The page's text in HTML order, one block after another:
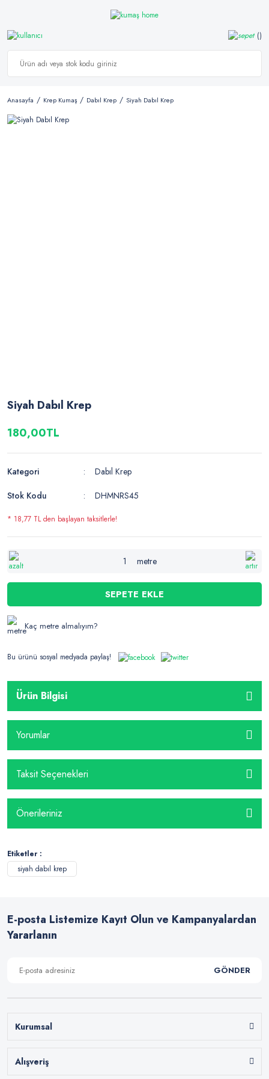
Anasayfa Krep Kumaş Dabıl Krep Siyah Dabıl Krep
Siyah Dabıl Krep
180,00TL
Kategori
Dabıl Krep
Stok Kodu
DHMNRS45
* 18,77 TL den başlayan taksitlerle!
metre
SEPETE EKLE
Kaç metre almalıyım?
Bu ürünü sosyal medyada paylaş!
Ürün Bilgisi
Yorumlar
Taksit Seçenekleri
Önerileriniz
Etiketler :
siyah dabıl krep
E-posta Listemize Kayıt Olun ve Kampanyalardan
Yararlanın
GÖNDER
Kurumsal
Alışveriş